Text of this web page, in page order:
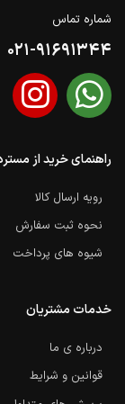
شماره تماس
021-91691344
راهنمای خرید از
رویه ارسال کالا
نحوه ثبت سفارش
شیوه های پرداخت
خدمات مشتریان
درباره ی ما
قوانین و شرایط